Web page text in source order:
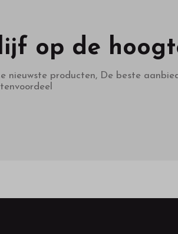
op de
nieuwste producten, De beste